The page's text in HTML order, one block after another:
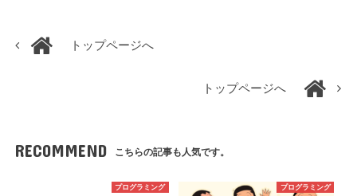
トップページへ
トップページへ
RECOMMEND こちらの記事も人気です。
プログラミング プログラミング